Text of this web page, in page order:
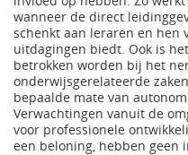
wanneer de direct
schenkt aan leraren en hen
uitdagingen biedt. Ook is
betrokken worden bij het
onderwijsgerelateerde
bepaalde mate van
Verwachtingen vanuit de
voor professionele
een beloning, hebben geen